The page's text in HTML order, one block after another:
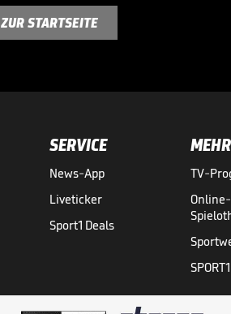
ZUR STARTSEITE
SERVICE
News-App
Liveticker
Sport1 Deals
MEHR
TV-